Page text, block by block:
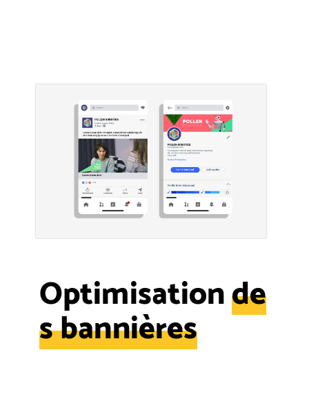
Optimisationde
s bannières